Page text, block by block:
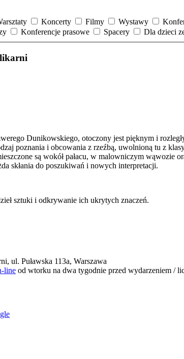
Koncerty Filmy Wystawy
Konferencje prasowe Spacery Dla dzieci
Dunikowskiego, otoczony jest pięknym i
poznania i obcowania z rzeźbą, uwolnioną tu z
są wokół pałacu, w malowniczym
skłania do poszukiwań i nowych interpretacji.
sztuki i odkrywanie ich ukrytych znaczeń.
ul. Puławska 113a, Warszawa
line od wtorku na dwa tygodnie przed wydarzeniem /